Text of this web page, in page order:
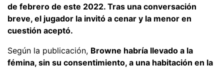
de febrero de este 2022. Tras una conversación
breve, el jugador la invitó a cenar y la menor en
cuestión aceptó.
Según la publicación, Browne habría llevado a la
fémina, sin su consentimiento, a una habitación en la